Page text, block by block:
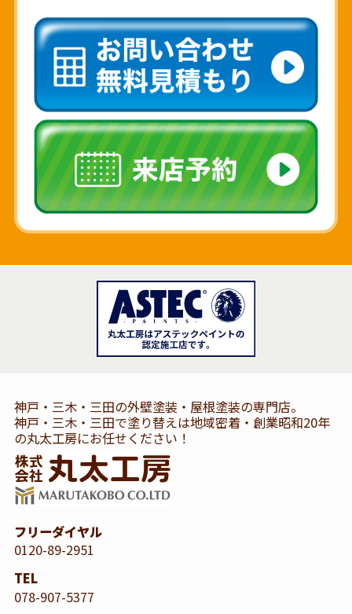
神戸・三木・三田の外壁塗装・屋根塗装の専門店。
神戸・三木・三田で塗り替えは地域密着・創業昭和20年
の丸太工房にお任せください！
フリーダイヤル
0120-89-2951
TEL
078-907-5377